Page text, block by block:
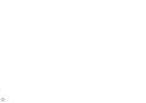
。